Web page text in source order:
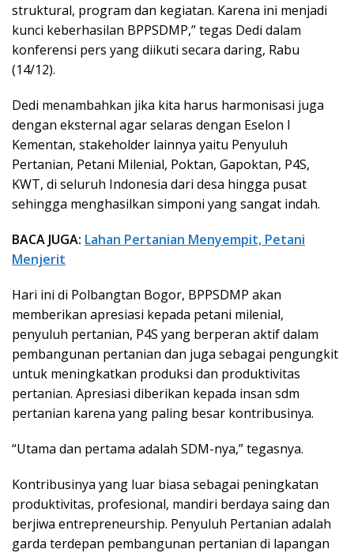
struktural, program dan kegiatan. Karena ini menjadi
kunci keberhasilan BPPSDMP,” tegas Dedi dalam
konferensi pers yang diikuti secara daring, Rabu
(14/12).
Dedi menambahkan jika kita harus harmonisasi juga
dengan eksternal agar selaras dengan Eselon I
Kementan, stakeholder lainnya yaitu Penyuluh
Pertanian, Petani Milenial, Poktan, Gapoktan, P4S,
KWT, di seluruh Indonesia dari desa hingga pusat
sehingga menghasilkan simponi yang sangat indah.
BACA JUGA: Lahan Pertanian Menyempit, Petani
Menjerit
Hari ini di Polbangtan Bogor, BPPSDMP akan
memberikan apresiasi kepada petani milenial,
penyuluh pertanian, P4S yang berperan aktif dalam
pembangunan pertanian dan juga sebagai pengungkit
untuk meningkatkan produksi dan produktivitas
pertanian. Apresiasi diberikan kepada insan sdm
pertanian karena yang paling besar kontribusinya.
“Utama dan pertama adalah SDM-nya,” tegasnya.
Kontribusinya yang luar biasa sebagai peningkatan
produktivitas, profesional, mandiri berdaya saing dan
berjiwa entrepreneurship. Penyuluh Pertanian adalah
garda terdepan pembangunan pertanian di lapangan